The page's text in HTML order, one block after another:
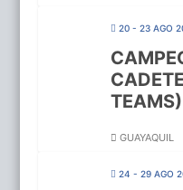
20 - 23 AGO
TEAMS)
GUAYAQUIL
24 - 29 AGO